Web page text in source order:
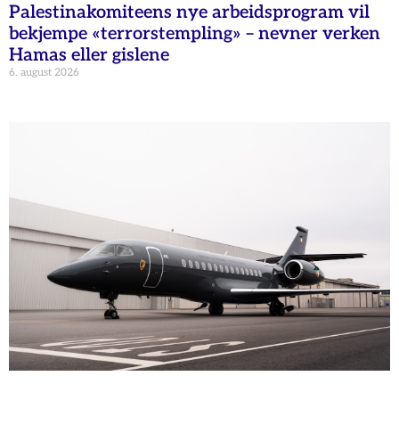
Palestinakomiteens nye arbeidsprogram vil
bekjempe «terrorstempling» – nevner verken
Hamas eller gislene
6. august 2026